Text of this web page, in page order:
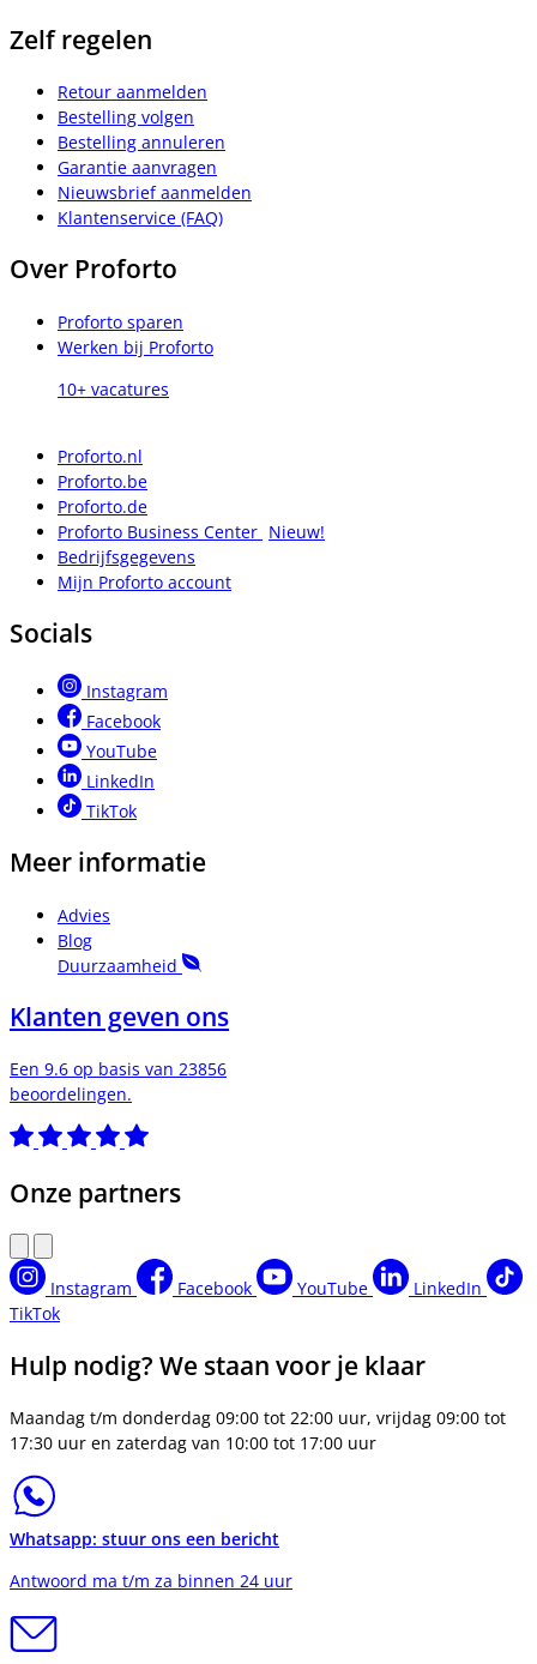
Zelf regelen
Retour aanmelden
Bestelling volgen
Bestelling annuleren
Garantie aanvragen
Nieuwsbrief aanmelden
Klantenservice (FAQ)
Over Proforto
Proforto sparen
Werken bij Proforto
10+ vacatures
Proforto.nl
Proforto.be
Proforto.de
Proforto Business Center Nieuw!
Bedrijfsgegevens
Mijn Proforto account
Socials
Instagram
Facebook
YouTube
LinkedIn
TikTok
Meer informatie
Advies
Blog
Duurzaamheid
Klanten geven ons
Een 9.6 op basis van 23856
beoordelingen.
Onze partners
Instagram Facebook YouTube
LinkedIn
TikTok
Hulp nodig? We staan voor je klaar
Maandag t/m donderdag 09:00 tot 22:00 uur, vrijdag 09:00 tot
17:30 uur en zaterdag van 10:00 tot 17:00 uur
Whatsapp: stuur ons een bericht
Antwoord ma t/m za binnen 24 uur